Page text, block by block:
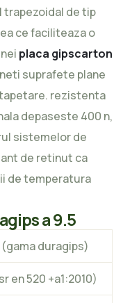
trapezoidal de tip
ce faciliteaza o
placa gipscarton
suprafete plane
rezistenta
depaseste 400 n,
sistemelor de
de retinut ca
de temperatura
a 9.5
duragips)
en 520 +a1:2010)